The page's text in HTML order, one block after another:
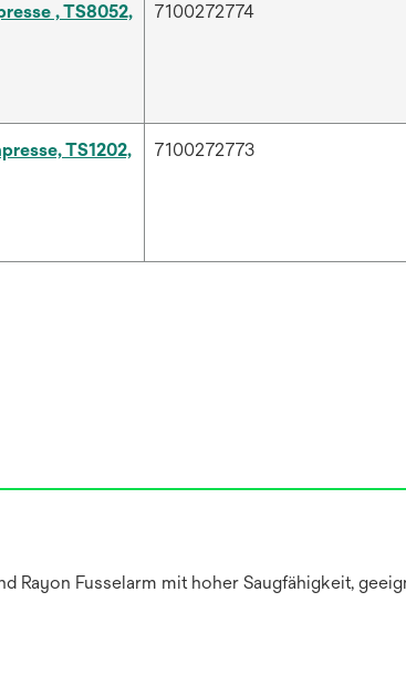
, TS8052,
7100272774
TS1202,
7100272773
Rayon Fusselarm mit hoher Saugfähigkeit,